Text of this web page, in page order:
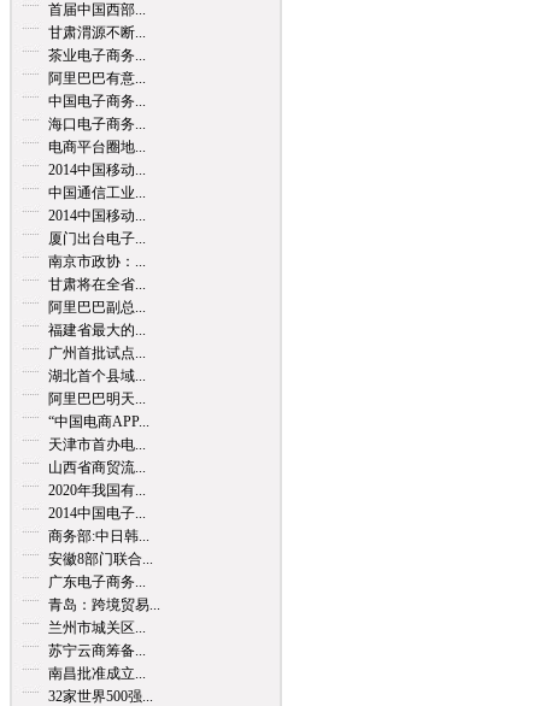
首届中国西部...
甘肃渭源不断...
茶业电子商务...
阿里巴巴有意...
中国电子商务...
海口电子商务...
电商平台圈地...
2014中国移动...
中国通信工业...
2014中国移动...
厦门出台电子...
南京市政协：...
甘肃将在全省...
阿里巴巴副总...
福建省最大的...
广州首批试点...
湖北首个县域...
阿里巴巴明天...
“中国电商APP...
天津市首办电...
山西省商贸流...
2020年我国有...
2014中国电子...
商务部:中日韩...
安徽8部门联合...
广东电子商务...
青岛：跨境贸易...
兰州市城关区...
苏宁云商筹备...
南昌批准成立...
32家世界500强...